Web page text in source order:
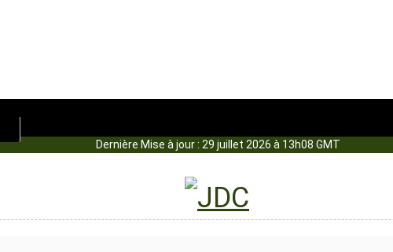
Dernière Mise à jour : 29 juillet 2026 à 13h08 GMT